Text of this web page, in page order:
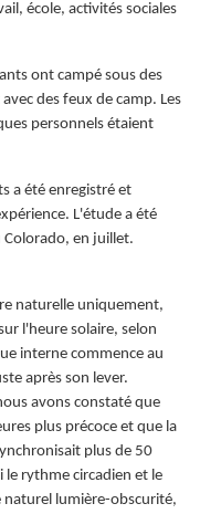
école, activités sociales
ont campé sous des
des feux de camp. Les
personnels étaient
a été enregistré et
L'étude a été
Colorado, en juillet.
naturelle uniquement,
l'heure solaire, selon
interne commence au
après son lever.
avons constaté que
plus précoce et que la
plus de 50
le rythme circadien et le
naturel lumière-obscurité,